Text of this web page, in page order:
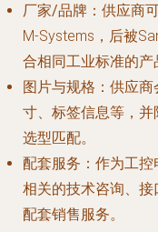
厂家/品牌 ：供应商
M-Systems，后被
合相同工业标准的产
图片与规格 ：供应
寸、标签信息等，
选型匹配。
配套服务 ：作为工
相关的技术咨询、
配套销售服务。